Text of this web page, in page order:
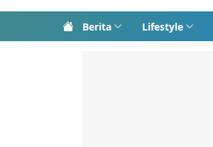
Berita Lifestyle